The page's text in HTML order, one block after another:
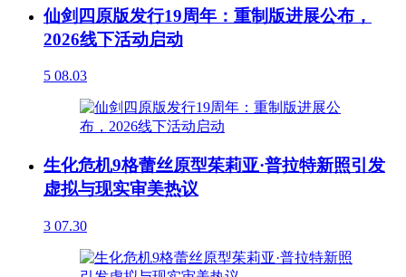
仙剑四原版发行19周年：重制版进展公布，
2026线下活动启动
5 08.03
生化危机9格蕾丝原型茱莉亚·普拉特新照引发
虚拟与现实审美热议
3 07.30